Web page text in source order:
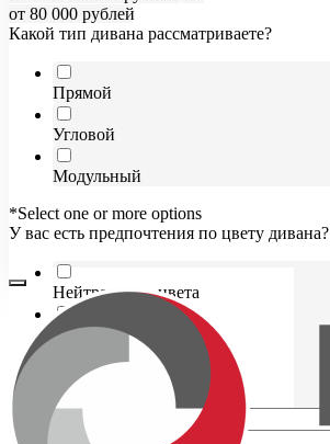
от 80 000 рублей
Какой тип дивана рассматриваете?
Прямой
Угловой
Модульный
*Select one or more options
У вас есть предпочтения по цвету дивана?
Нейтральные цвета
Яркие цвета
Светлы оттенки
Свой вариант